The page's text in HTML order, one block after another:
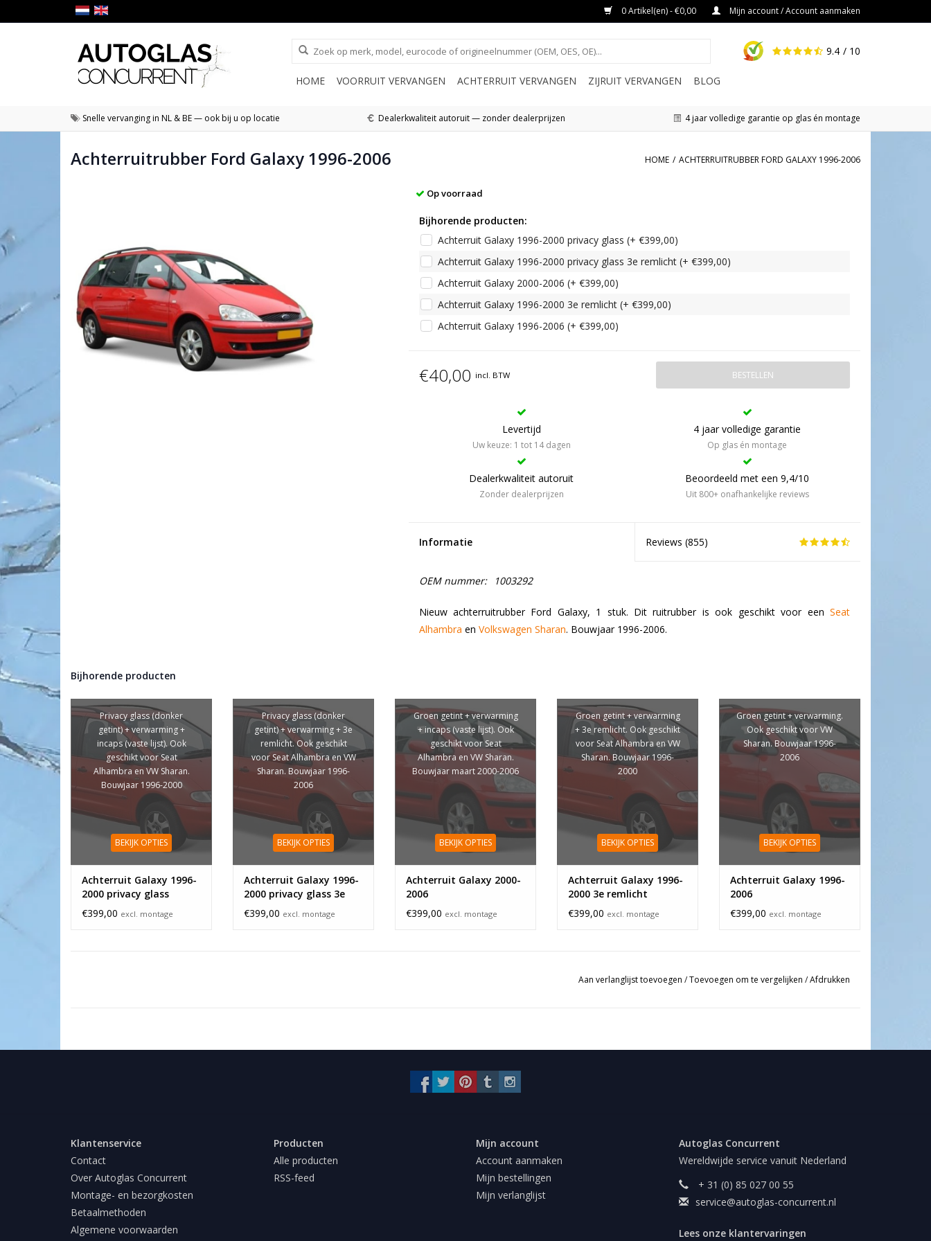
0 Artikel(en) - €0,00 Mijn account / Account aanmaken
9.4 / 10
HOME VOORRUIT VERVANGEN ACHTERRUIT VERVANGEN ZIJRUIT VERVANGEN BLOG
Snelle vervanging in NL & BE — ook bij u op locatie Dealerkwaliteit autoruit — zonder dealerprijzen 4 jaar volledige garantie op glas én montage
Achterruitrubber Ford Galaxy 1996-2006 HOME / ACHTERRUITRUBBER FORD GALAXY 1996-2006
Op voorraad
Bijhorende producten:
Achterruit Galaxy 1996-2000 privacy glass (+ €399,00)
Achterruit Galaxy 1996-2000 privacy glass 3e remlicht (+ €399,00)
Achterruit Galaxy 2000-2006 (+ €399,00)
Achterruit Galaxy 1996-2000 3e remlicht (+ €399,00)
Achterruit Galaxy 1996-2006 (+ €399,00)
€40,00 incl. BTW BESTELLEN
Levertijd
Uw keuze: 1 tot 14 dagen
4 jaar volledige garantie
Op glas én montage
Dealerkwaliteit autoruit
Zonder dealerprijzen
Beoordeeld met een 9,4/10
Uit 800+ onafhankelijke reviews
Informatie Reviews (855)
OEM nummer: 1003292
Nieuw achterruitrubber Ford Galaxy, 1 stuk. Dit ruitrubber is ook geschikt voor een Seat
Alhambra en Volkswagen Sharan. Bouwjaar 1996-2006.
Bijhorende producten
Privacy glass (donker
getint) + verwarming +
incaps (vaste lijst). Ook
geschikt voor Seat
Alhambra en VW Sharan.
Bouwjaar 1996-2000
BEKIJK OPTIES
Achterruit Galaxy 1996-
2000 privacy glass
€399,00 excl. montage
Privacy glass (donker
getint) + verwarming + 3e
remlicht. Ook geschikt
voor Seat Alhambra en VW
Sharan. Bouwjaar 1996-
2006
BEKIJK OPTIES
Achterruit Galaxy 1996-
2000 privacy glass 3e
remlicht
€399,00 excl. montage
Groen getint + verwarming
+ incaps (vaste lijst). Ook
geschikt voor Seat
Alhambra en VW Sharan.
Bouwjaar maart 2000-2006
BEKIJK OPTIES
Achterruit Galaxy 2000-
2006
€399,00 excl. montage
Groen getint + verwarming
+ 3e remlicht. Ook geschikt
voor Seat Alhambra en VW
Sharan. Bouwjaar 1996-
2000
BEKIJK OPTIES
Achterruit Galaxy 1996-
2000 3e remlicht
€399,00 excl. montage
Groen getint + verwarming.
Ook geschikt voor VW
Sharan. Bouwjaar 1996-
2006
BEKIJK OPTIES
Achterruit Galaxy 1996-
2006
€399,00 excl. montage
Aan verlanglijst toevoegen /Toevoegen om te vergelijken /Afdrukken
Klantenservice
Contact
Over Autoglas Concurrent
Montage- en bezorgkosten
Betaalmethoden
Algemene voorwaarden
Producten
Alle producten
RSS-feed
Mijn account
Account aanmaken
Mijn bestellingen
Mijn verlanglijst
Autoglas Concurrent
Wereldwijde service vanuit Nederland
+ 31 (0) 85 027 00 55
service@autoglas-concurrent.nl
Lees onze klantervaringen